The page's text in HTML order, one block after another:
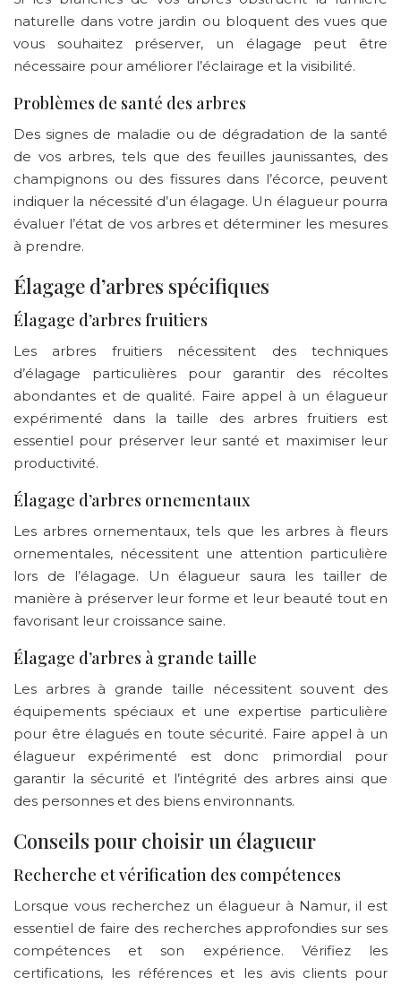
naturelle dans votre jardin ou bloquent des vues que
vous souhaitez préserver, un élagage peut être
nécessaire pour améliorer l’éclairage et la visibilité.
Problèmes de santé des arbres
Des signes de maladie ou de dégradation de la santé
de vos arbres, tels que des feuilles jaunissantes, des
champignons ou des fissures dans l’écorce, peuvent
indiquer la nécessité d’un élagage. Un élagueur pourra
évaluer l’état de vos arbres et déterminer les mesures
à prendre.
Élagage d’arbres spécifiques
Élagage d’arbres fruitiers
Les arbres fruitiers nécessitent des techniques
d’élagage particulières pour garantir des récoltes
abondantes et de qualité. Faire appel à un élagueur
expérimenté dans la taille des arbres fruitiers est
essentiel pour préserver leur santé et maximiser leur
productivité.
Élagage d’arbres ornementaux
Les arbres ornementaux, tels que les arbres à fleurs
ornementales, nécessitent une attention particulière
lors de l’élagage. Un élagueur saura les tailler de
manière à préserver leur forme et leur beauté tout en
favorisant leur croissance saine.
Élagage d’arbres à grande taille
Les arbres à grande taille nécessitent souvent des
équipements spéciaux et une expertise particulière
pour être élagués en toute sécurité. Faire appel à un
élagueur expérimenté est donc primordial pour
garantir la sécurité et l’intégrité des arbres ainsi que
des personnes et des biens environnants.
Conseils pour choisir un élagueur
Recherche et vérification des compétences
Lorsque vous recherchez un élagueur à Namur, il est
essentiel de faire des recherches approfondies sur ses
compétences et son expérience. Vérifiez les
certifications, les références et les avis clients pour